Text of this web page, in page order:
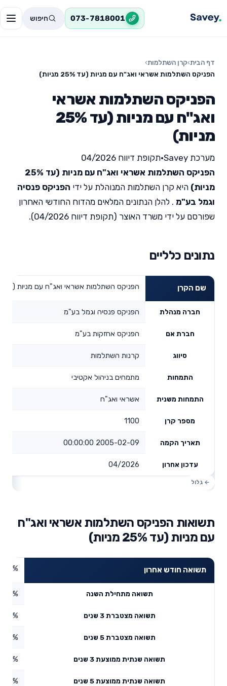
073-7818001 חיפוש
דף הבית›קרן השתלמות›
הפניקס השתלמות אשראי ואג"ח עם מניות (עד 25% מניות)
הפניקס השתלמות אשראי
ואג"ח עם מניות (עד 25%
מניות)
מערכת Savey •תקופת דיווח 04/2026
הפניקס השתלמות אשראי ואג"ח עם מניות (עד 25%
מניות) היא קרן השתלמות המנוהלת על ידי הפניקס פנסיה
וגמל בע"מ . להלן הנתונים המלאים מהדוח החודשי האחרון
שפורסם על ידי משרד האוצר (תקופת דיווח 04/2026).
נתונים כלליים
שם הקרן הפניקס השתלמות אשראי ואג"ח עם מניות (עד 25% מניות)
חברה מנהלת הפניקס פנסיה וגמל בע"מ
חברת אם הפניקס אחזקות בע"מ
סיווג קרנות השתלמות
התמחות מתמחים בניהול אקטיבי
התמחות משנית אשראי ואג"ח
מספר קרן 1100
תאריך הקמה 2005-02-09 00:00:00
עדכון אחרון 04/2026
תשואות הפניקס השתלמות אשראי ואג"ח
עם מניות (עד 25% מניות)
תשואה חודש אחרון
תשואה מתחילת השנה
תשואה מצטברת 3 שנים
תשואה מצטברת 5 שנים
תשואה שנתית ממוצעת 3 שנים
תשואה שנתית ממוצעת 5 שנים 4.15%